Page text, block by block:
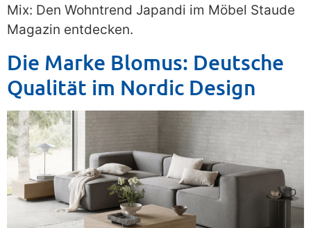
Mix: Den Wohntrend Japandi im Möbel Staude
Magazin entdecken.
Die Marke Blomus: Deutsche
Qualität im Nordic Design